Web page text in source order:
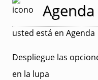
Agenda
usted está en Agenda
Despliegue las
en la lupa